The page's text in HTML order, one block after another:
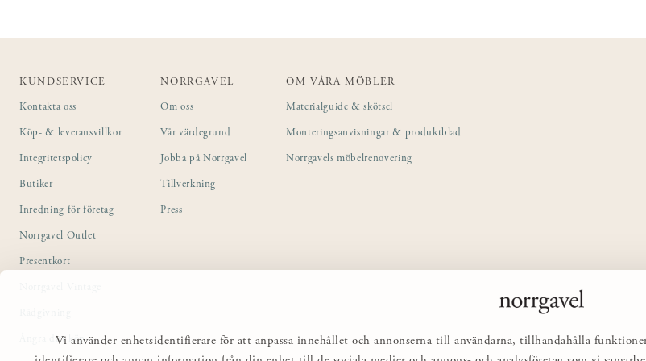
Vi använder enhetsidentifierare för att anpassa innehållet och annonserna till användarna, tillhandahålla
KUNDSERVICE
Kontakta oss
Köp- & leveransvillkor
Integritetspolicy
Butiker
Inredning för företag
Norrgavel Outlet
Presentkort
Ångra ditt köp
NORRGAVEL
Om oss
Vår värdegrund
Jobba på Norrgavel
Tillverkning
Press
OM VÅRA MÖBLER
Materialguide & skötsel
Monteringsanvisningar & produktblad
Norrgavels möbelrenovering